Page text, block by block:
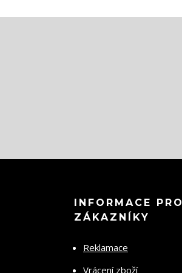
INFORMACE PRO
ZÁKAZNÍKY
Reklamace
Vrácení zboží